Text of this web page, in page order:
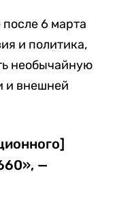
6 марта
и политика,
необычайную
и внешней
—